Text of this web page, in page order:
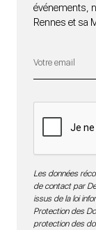
événements,
Rennes et sa
Les données
de contact par
issus de la loi
Protection des
protection des